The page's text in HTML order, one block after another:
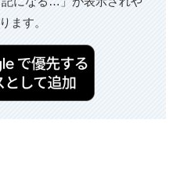
ます。